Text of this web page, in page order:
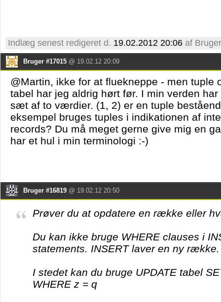
Indlæg senest redigeret d. 19.02.2012 20:06 af
Bruger #17015 @ 19.02.12 20:09
@Martin, ikke for at fluekneppe - men tuple
tabel har jeg aldrig hørt før. I min verden
sæt af to værdier. (1, 2) er en tuple
eksempel bruges tuples i indikationen af
records? Du må meget gerne give mig en
har et hul i min terminologi :-)
Bruger #16819 @ 19.02.12 20:50
Prøver du at opdatere en række eller
Du kan ikke bruge WHERE clauses i
statements. INSERT laver en ny række.
I stedet kan du bruge UPDATE tabel
WHERE z = q